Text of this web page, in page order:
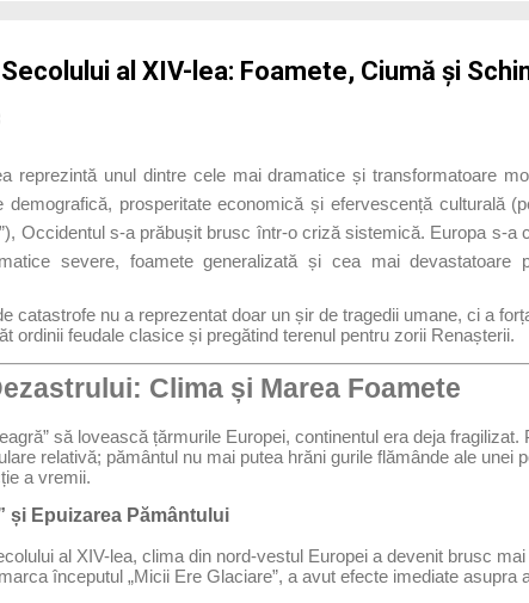
al XIV-lea: Foamete, Ciumă și
reprezintă unul dintre cele mai dramatice și transformatoare
demografică, prosperitate economică și efervescență culturală
Occidentul s-a prăbușit brusc într-o criză sistemică. Europa s-a
severe, foamete generalizată și cea mai devastatoare
catastrofe nu a reprezentat doar un șir de tragedii umane, ci a
ordinii feudale clasice și pregătind terenul pentru zorii Renașterii.
Clima și Marea Foamete
să lovească țărmurile Europei, continentul era deja
relativă; pământul nu mai putea hrăni gurile flămânde ale unei
a vremii.
și Epuizarea Pământului
al XIV-lea, clima din nord-vestul Europei a devenit brusc
începutul „Micii Ere Glaciare”, a avut efecte imediate asupra